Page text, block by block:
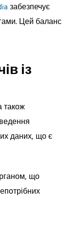
забезпечує
Цей баланс
із
також
даних, що є
що